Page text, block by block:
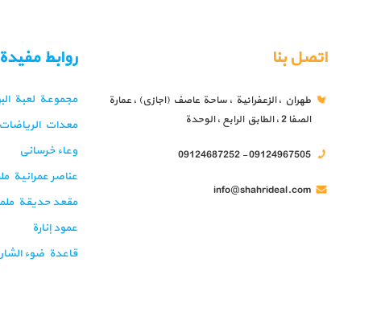
اتصل بنا
طهران ، الزعفرانية ، ساحة عاصف (اجازي) ، عمارة
الصفا 2 ، الطابق الرابع ، الوحدة
09124967505 - 09124687252
info@shahrideal.com
روابط مفيدة
مجموعة لعبة
معدات
وعاء خرساني
عناصر عمرانية
مقعد حديقة
عمود إنارة
قاعدة ضوء